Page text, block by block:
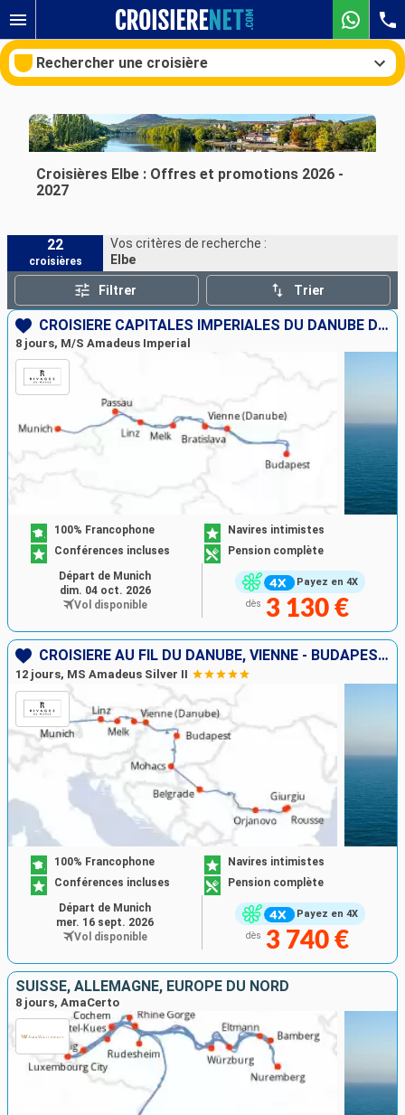
Rechercher une croisière
Ports Compagnies
Croisières Elbe : Offres et promotions 2026 -
2027
22
croisières
Vos critères de recherche :
Elbe
Filtrer Trier
CROISIÈRE CAPITALES IMPÉRIALES DU DANUBE DE BUDAPEST À MUNICH
8 jours, M/S Amadeus Imperial
Payez en 4X
100% Francophone
Navires intimistes
Conférences incluses
Pension complète
dès 3 130 €
Départ de Munich
dim. 04 oct. 2026
Vol disponible
CROISIÈRE AU FIL DU DANUBE, VIENNE - BUDAPEST, LES PORTES DE FER
12 jours, MS Amadeus Silver II
Payez en 4X
100% Francophone
Navires intimistes
Conférences incluses
Pension complète
dès 3 740 €
Départ de Munich
mer. 16 sept. 2026
Vol disponible
SUISSE, ALLEMAGNE, EUROPE DU NORD
8 jours, AmaCerto